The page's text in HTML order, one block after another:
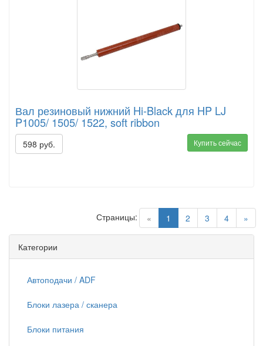
Вал резиновый нижний Hi-Black для HP LJ
P1005/ 1505/ 1522, soft ribbon
598 руб. Купить сейчас
« 1 (current)
2 3 4 »
Страницы:
Категории
Автоподачи / ADF
Блоки лазера / сканера
Блоки питания